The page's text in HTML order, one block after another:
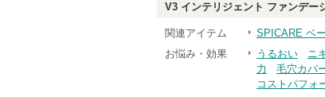
V3 インテリジェント ファンデー
関連アイテム SPICARE ベ
お悩み・効果
うるおい ニ
力
毛穴カバ
コストパフォ